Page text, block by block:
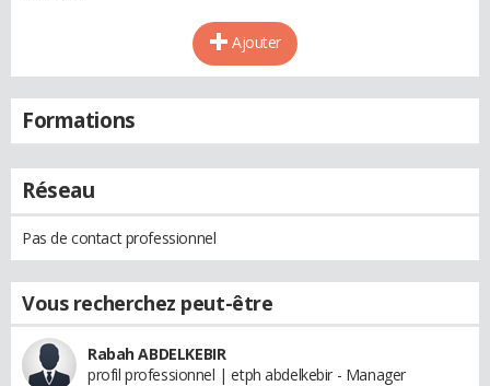
Ajouter
Formations
Réseau
Pas de contact professionnel
Vous recherchez peut-être
Rabah ABDELKEBIR
profil professionnel | etph abdelkebir - Manager